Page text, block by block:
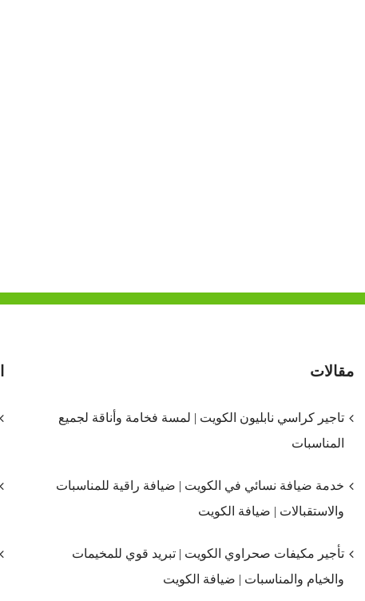
مقالات
تاجير كراسي نابليون الكويت | لمسة فخامة وأناقة لجميع
المناسبات
خدمة ضيافة نسائي في الكويت | ضيافة راقية للمناسبات
والاستقبالات | ضيافة الكويت
تأجير مكيفات صحراوي الكويت | تبريد قوي للمخيمات
والخيام والمناسبات | ضيافة الكويت